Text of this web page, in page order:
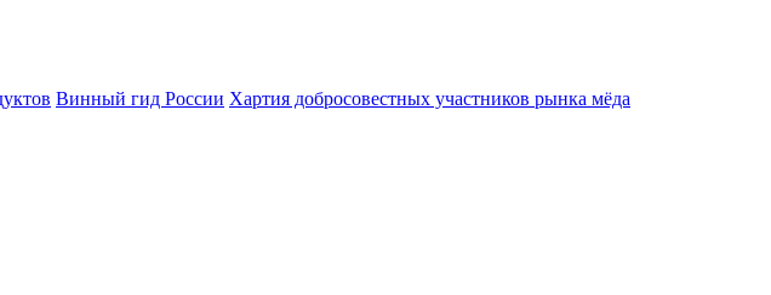
Винный гид России Хартия добросовестных участников рынка мёда